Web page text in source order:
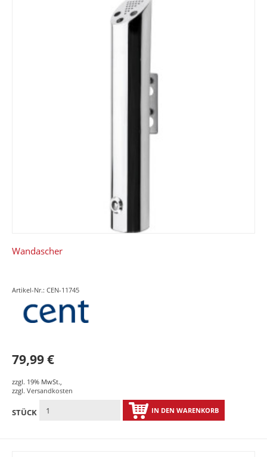
Wandascher
Artikel-Nr.: CEN-11745
79,99 €
zzgl. 19% MwSt.,
zzgl. Versandkosten
STÜCK IN DEN WARENKORB